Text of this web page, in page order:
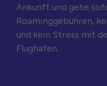
Ankunft und gehe
Roaminggebühren,
und kein Stress mit
Flughafen.